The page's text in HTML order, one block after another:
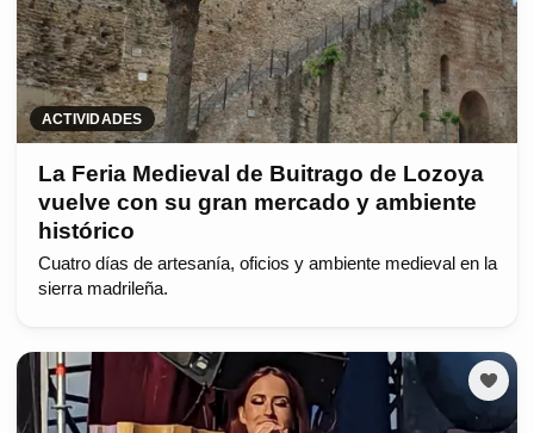
ACTIVIDADES
La Feria Medieval de Buitrago de Lozoya
vuelve con su gran mercado y ambiente
histórico
Cuatro días de artesanía, oficios y ambiente medieval en la
sierra madrileña.